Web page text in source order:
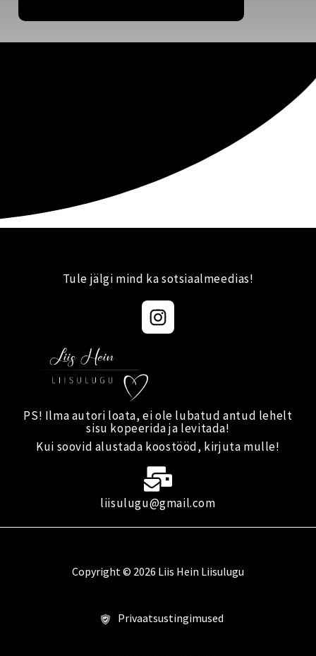
Tule jälgi mind ka sotsiaalmeedias!
I
n
r
a
m
PS! Ilma autori loata, ei ole lubatud antud lehelt
sisu kopeerida ja levitada!
Kui soovid alustada koostööd, kirjuta mulle!
liisulugu@gmail.com
Copyright © 2026 Liis Hein Liisulugu
Privaatsustingimused